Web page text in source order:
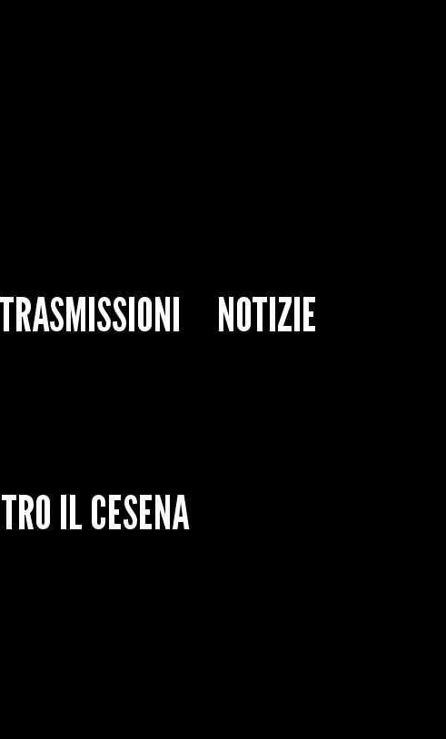
TRASMISSIONI
NOTIZIE
IL CESENA